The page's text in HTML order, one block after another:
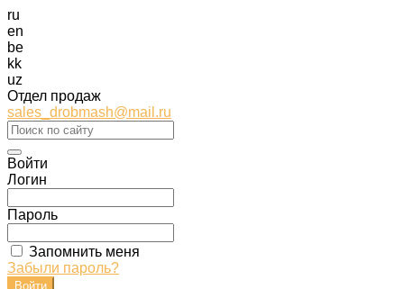
ru
en
be
kk
uz
Отдел продаж
sales_drobmash@mail.ru
Войти
Логин
Пароль
Запомнить меня
Забыли пароль?